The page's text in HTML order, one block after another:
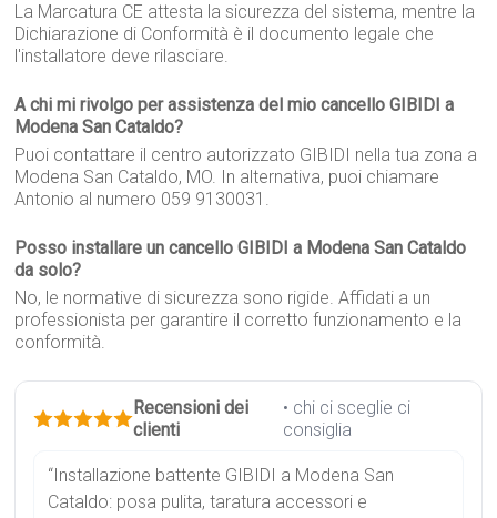
La Marcatura CE attesta la sicurezza del sistema, mentre la
Dichiarazione di Conformità è il documento legale che
l'installatore deve rilasciare.
A chi mi rivolgo per assistenza del mio cancello GIBIDI a
Modena San Cataldo?
Puoi contattare il centro autorizzato GIBIDI nella tua zona a
Modena San Cataldo, MO. In alternativa, puoi chiamare
Antonio al numero 059 9130031.
Posso installare un cancello GIBIDI a Modena San Cataldo
da solo?
No, le normative di sicurezza sono rigide. Affidati a un
professionista per garantire il corretto funzionamento e la
conformità.
Recensioni dei
clienti
• chi ci sceglie ci
consiglia
“Installazione battente GIBIDI a Modena San
Cataldo: posa pulita, taratura accessori e